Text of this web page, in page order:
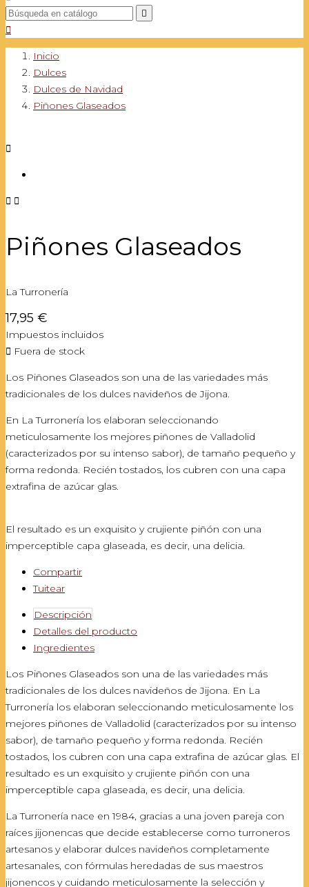


Inicio
Dulces
Dulces de Navidad
Piñones Glaseados

 
Piñones Glaseados
La Turronería
17,95 €
Impuestos incluidos
 Fuera de stock
Los Piñones Glaseados son una de las variedades más
tradicionales de los dulces navideños de Jijona.
En La Turronería los elaboran seleccionando
meticulosamente los mejores piñones de Valladolid
(caracterizados por su intenso sabor), de tamaño pequeño y
forma redonda. Recién tostados, los cubren con una capa
extrafina de azúcar glas.
El resultado es un exquisito y crujiente piñón con una
imperceptible capa glaseada, es decir, una delicia.
Compartir
Tuitear
Descripción
Detalles del producto
Ingredientes
Los Piñones Glaseados son una de las variedades más
tradicionales de los dulces navideños de Jijona. En La
Turronería los elaboran seleccionando meticulosamente los
mejores piñones de Valladolid (caracterizados por su intenso
sabor), de tamaño pequeño y forma redonda. Recién
tostados, los cubren con una capa extrafina de azúcar glas. El
resultado es un exquisito y crujiente piñón con una
imperceptible capa glaseada, es decir, una delicia.
La Turronería nace en 1984, gracias a una joven pareja con
raíces jijonencas que decide establecerse como turroneros
artesanos y elaborar dulces navideños completamente
artesanales, con fórmulas heredadas de sus maestros
jijonencos y cuidando meticulosamente la selección y